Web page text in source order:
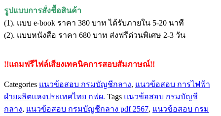
กลาง
ชิ้น
รูปแบบการสั่งชื้อสินค้า
(1). แบบ e-book ราคา 380 บาท ได้รับภายใน 5-20 นาที
(2). แบบหนังสือ ราคา 680 บาท ส่งฟรีด่วนพิเศษ 2-3 วัน
!!แถมฟรีไฟล์เสียงเทคนิคการสอบสัมภาษณ์!!
Categories แนวข้อสอบ กรมบัญชีกลาง, แนวข้อสอบ การไฟฟ้า
ฝ่ายผลิตแหงประเทศไทย กฟผ. Tags แนวข้อสอบ กรมบัญชี
กลาง, แนวข้อสอบ กรมบัญชีกลาง pdf 2567, แนวข้อสอบ กรม